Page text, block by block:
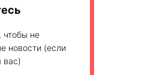
чтобы не
новости (если
вас)